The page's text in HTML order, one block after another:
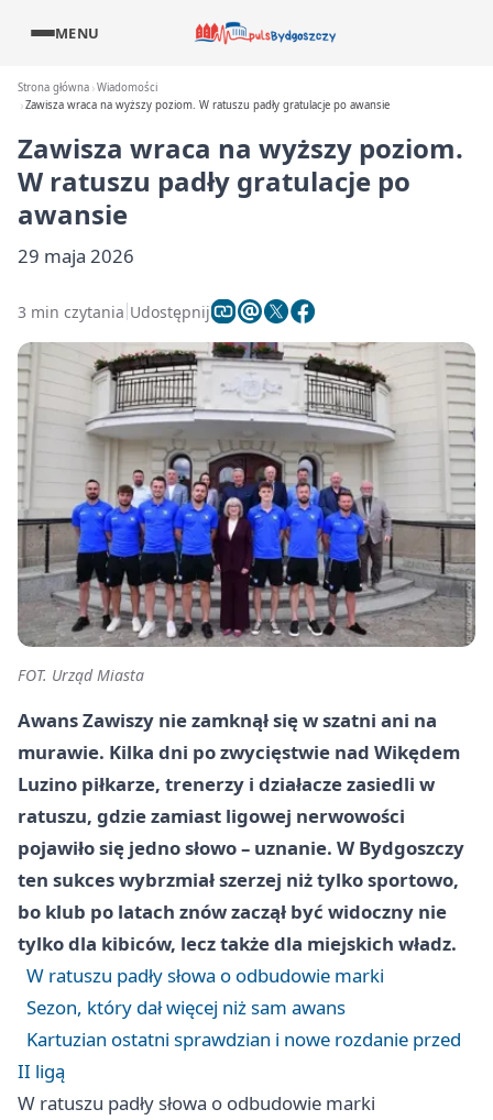
MENU
Strona główna Wiadomości
Zawisza wraca na wyższy poziom. W ratuszu padły gratulacje po awansie
Zawisza wraca na wyższy poziom.
W ratuszu padły gratulacje po
awansie
29 maja 2026
3 min czytania Udostępnij
FOT. Urząd Miasta
Awans Zawiszy nie zamknął się w szatni ani na
murawie. Kilka dni po zwycięstwie nad Wikędem
Luzino piłkarze, trenerzy i działacze zasiedli w
ratuszu, gdzie zamiast ligowej nerwowości
pojawiło się jedno słowo – uznanie. W Bydgoszczy
ten sukces wybrzmiał szerzej niż tylko sportowo,
bo klub po latach znów zaczął być widoczny nie
tylko dla kibiców, lecz także dla miejskich władz.
W ratuszu padły słowa o odbudowie marki
Sezon, który dał więcej niż sam awans
Kartuzian ostatni sprawdzian i nowe rozdanie przed
II ligą
W ratuszu padły słowa o odbudowie marki